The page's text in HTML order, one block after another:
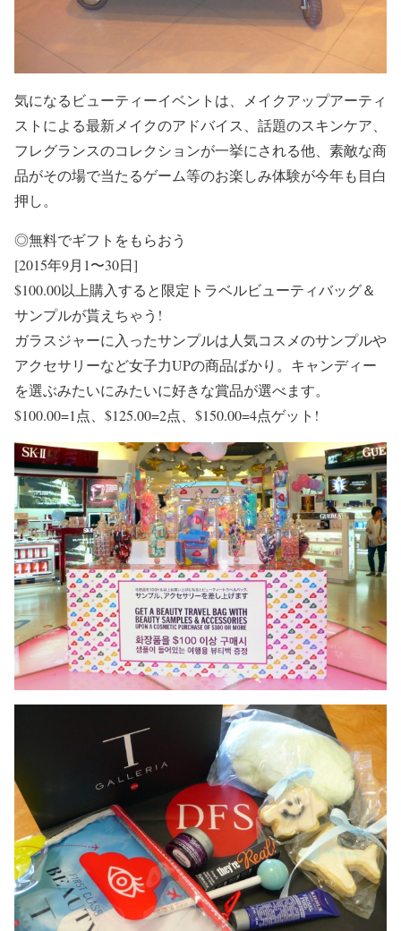
気になるビューティーイベントは、メイクアップアーティ
ストによる最新メイクのアドバイス、話題のスキンケア、
フレグランスのコレクションが一挙にされる他、素敵な商
品がその場で当たるゲーム等のお楽しみ体験が今年も目白
押し。
◎無料でギフトをもらおう
[2015年9月1〜30日]
$100.00以上購入すると限定トラベルビューティバッグ＆
サンプルが貰えちゃう!
ガラスジャーに入ったサンプルは人気コスメのサンプルや
アクセサリーなど女子力UPの商品ばかり。キャンディー
を選ぶみたいにみたいに好きな賞品が選べます。
$100.00=1点、$125.00=2点、$150.00=4点ゲット!